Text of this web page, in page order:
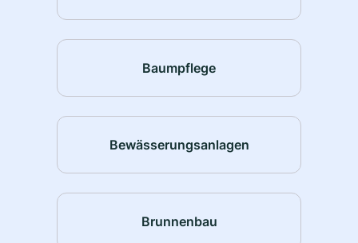
Baumpflege
Bewässerungsanlagen
Brunnenbau